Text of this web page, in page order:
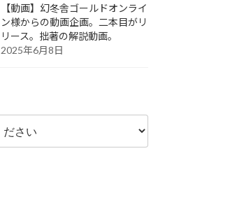
【動画】幻冬舎ゴールドオンライ
ン様からの動画企画。二本目がリ
リース。拙著の解説動画。
2025年6月8日